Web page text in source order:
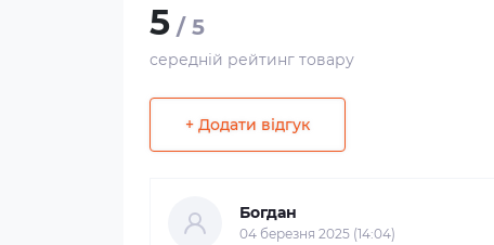
5 / 5
середній рейтинг товару
+ Додати відгук
Богдан
04 березня 2025 (14:04)